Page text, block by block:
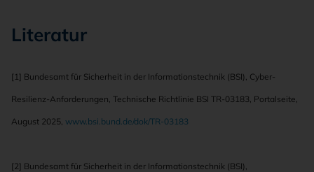
Literatur
[1] Bundesamt für Sicherheit in der Informationstechnik (BSI), Cyber-
Resilienz-Anforderungen, Technische Richtlinie BSI TR-03183, Portalseite,
August 2025, www.bsi.bund.de/dok/TR-03183
[2] Bundesamt für Sicherheit in der Informationstechnik (BSI),